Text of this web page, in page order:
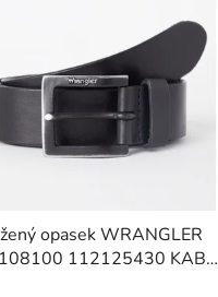
opasek WRANGLER
112125430 KABEL